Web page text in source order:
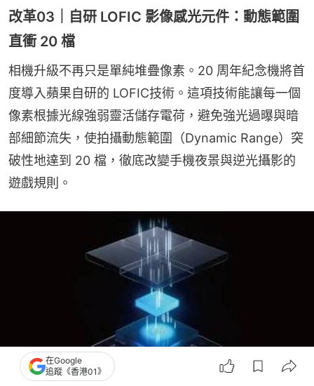
改革03｜自研 LOFIC 影像感光元件：動態範圍
直衝 20 檔
相機升級不再只是單純堆疊像素。20 周年紀念機將首
度導入蘋果自研的 LOFIC技術。這項技術能讓每一個
像素根據光線強弱靈活儲存電荷，避免強光過曝與暗
部細節流失，使拍攝動態範圍（Dynamic Range）突
破性地達到 20 檔，徹底改變手機夜景與逆光攝影的
遊戲規則。
在Google
追蹤《香港01》